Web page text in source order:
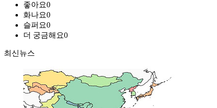
좋아요0
화나요0
슬퍼요0
더 궁금해요0
최신뉴스